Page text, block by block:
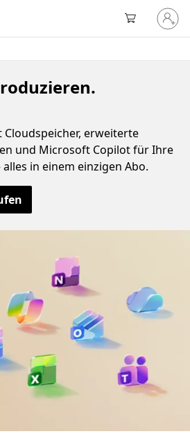
Bei
Ihrem
Konto
erweiterte
und Microsoft Copilot für Ihre
in einem einzigen Abo.